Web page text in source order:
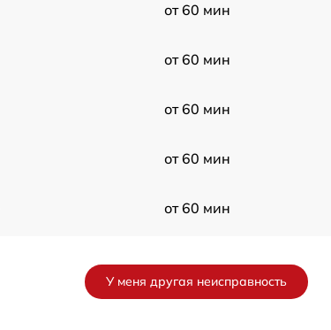
от 60 мин
от 60 мин
от 60 мин
от 60 мин
от 60 мин
У меня другая неисправность